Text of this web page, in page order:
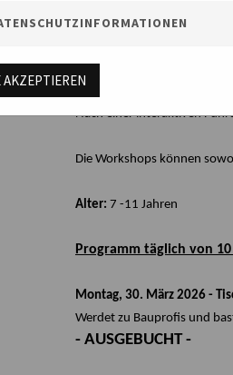
AKZEPTIEREN
Passend zur Ausstellung
Nach einer interaktiven
Die Workshops können
Alter: 7 -11 Jahren
Programm täglich von
Montag, 30. März 2026 -
Werdet zu Bauprofis und
- AUSGEBUCHT -